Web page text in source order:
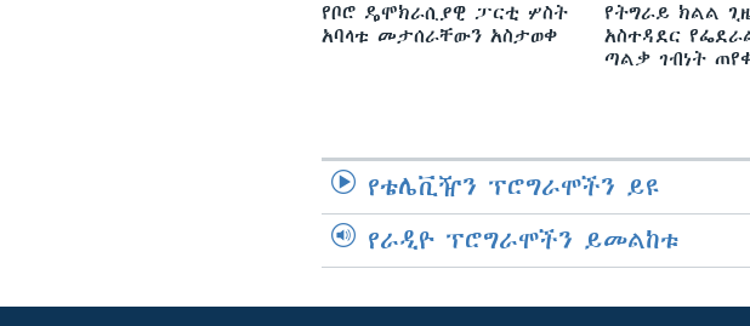
የቦሮ ዴሞክራሲያዊ ፓርቲ ሦስት
አባላቱ መታሰራቸውን አስታወቀ
የትግራይ ክልል
አስተዳደር
ጣልቃ ገብነት
የቴሌቪዥን ፕሮግራሞችን ይዩ
የራዲዮ ፕሮግራሞችን ይመልከቱ